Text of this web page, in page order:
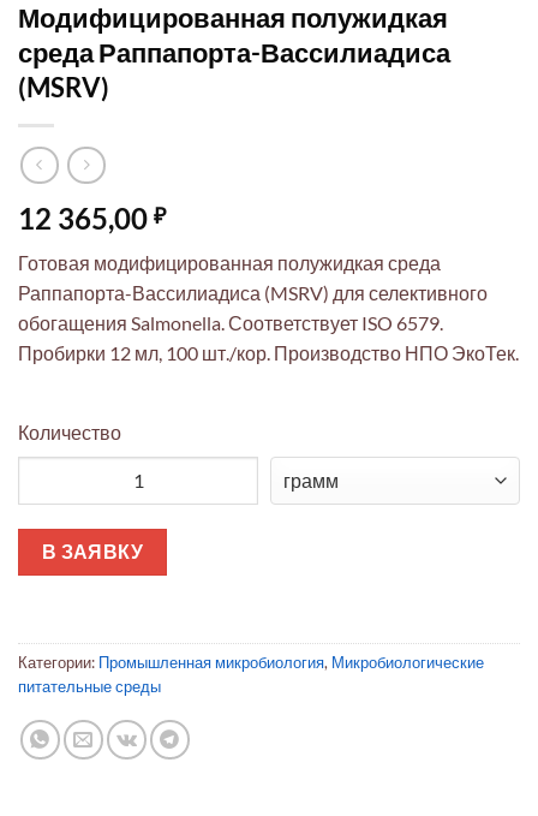
Модифицированная полужидкая
среда Раппапорта-Вассилиадиса
(MSRV)
12 365,00 ₽
Готовая модифицированная полужидкая среда
Раппапорта-Вассилиадиса (MSRV) для селективного
обогащения Salmonella. Соответствует ISO 6579.
Пробирки 12 мл, 100 шт./кор. Производство НПО ЭкоТек.
Количество
В ЗАЯВКУ
Категории: Промышленная микробиология, Микробиологические
питательные среды